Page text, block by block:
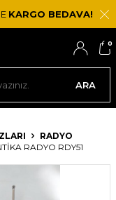
KARGO BEDAVA!
ARA
0
RADYO
RADYO RDY51